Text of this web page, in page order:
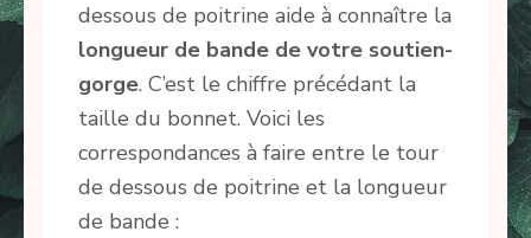
dessous de poitrine aide à connaître la
longueur de bande de votre soutien-
gorge. C’est le chiffre précédant la
taille du bonnet. Voici les
correspondances à faire entre le tour
de dessous de poitrine et la longueur
de bande :